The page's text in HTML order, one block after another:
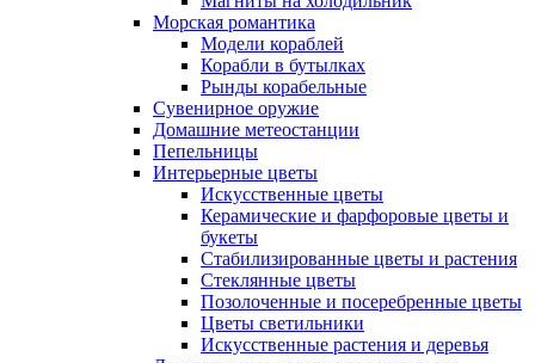
Морская романтика
Модели кораблей
Корабли в бутылках
Рынды корабельные
Сувенирное оружие
Домашние метеостанции
Пепельницы
Интерьерные цветы
Искусственные цветы
Керамические и фарфоровые цветы и
букеты
Стабилизированные цветы и растения
Стеклянные цветы
Позолоченные и посеребренные цветы
Цветы светильники
Искусственные растения и деревья